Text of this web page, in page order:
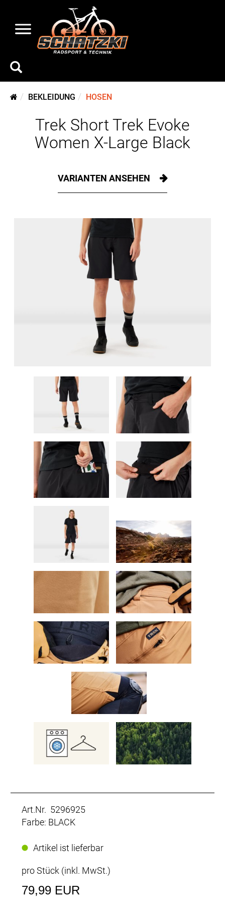
BEKLEIDUNG HOSEN
Trek Short Trek Evoke
Women X-Large Black
VARIANTEN ANSEHEN
Art.Nr. 5296925
Farbe: BLACK
Artikel ist lieferbar
pro Stück (inkl. MwSt.)
79,99 EUR